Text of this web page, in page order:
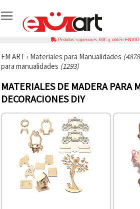
Pedidos superiores 60€ y obtén ENVÍO
EM ART › Materiales para Manualidades
para manualidades (1293)
MATERIALES DE MADERA PARA
DECORACIONES DIY